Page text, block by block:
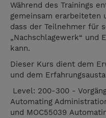
Während des Trainings
gemeinsam erarbeiteten
dass der Teilnehmer für
„Nachschlagewerk“ und
kann.
Dieser Kurs dient dem
und dem
Level: 200-300 -
Automating
und MOC55039